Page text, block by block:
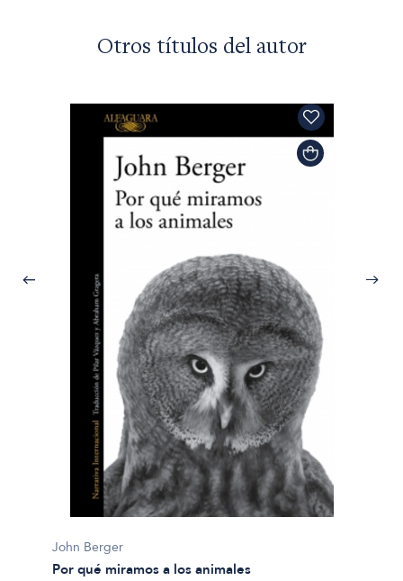
Otros títulos del autor
John Berger
Por qué miramos a los animales